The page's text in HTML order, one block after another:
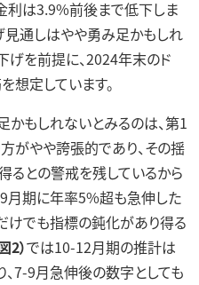
利は3.9%前後まで低下しま
見通しはやや勇み足かもしれ
げを前提に、2024年末のド
想定しています。
もしれないとみるのは、第1
がやや誇張的であり、その揺
るとの警戒を残しているから
9月期に年率5%超も急伸した
けでも指標の鈍化があり得る
2）では10-12月期の推計は
7-9月急伸後の数字としても